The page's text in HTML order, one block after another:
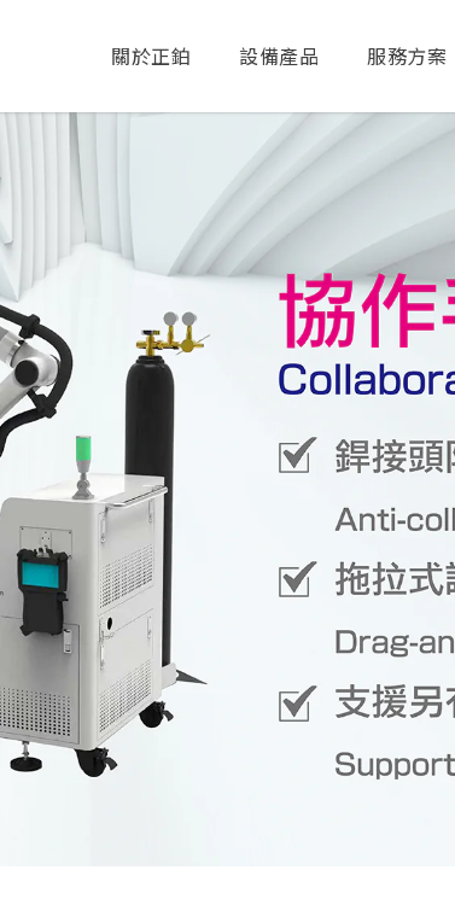
關於正鉑 設備產品 服務方案